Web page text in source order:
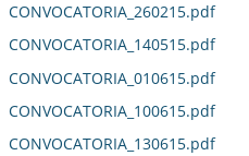
CONVOCATORIA_260215.pdf
CONVOCATORIA_140515.pdf
CONVOCATORIA_010615.pdf
CONVOCATORIA_100615.pdf
CONVOCATORIA_130615.pdf